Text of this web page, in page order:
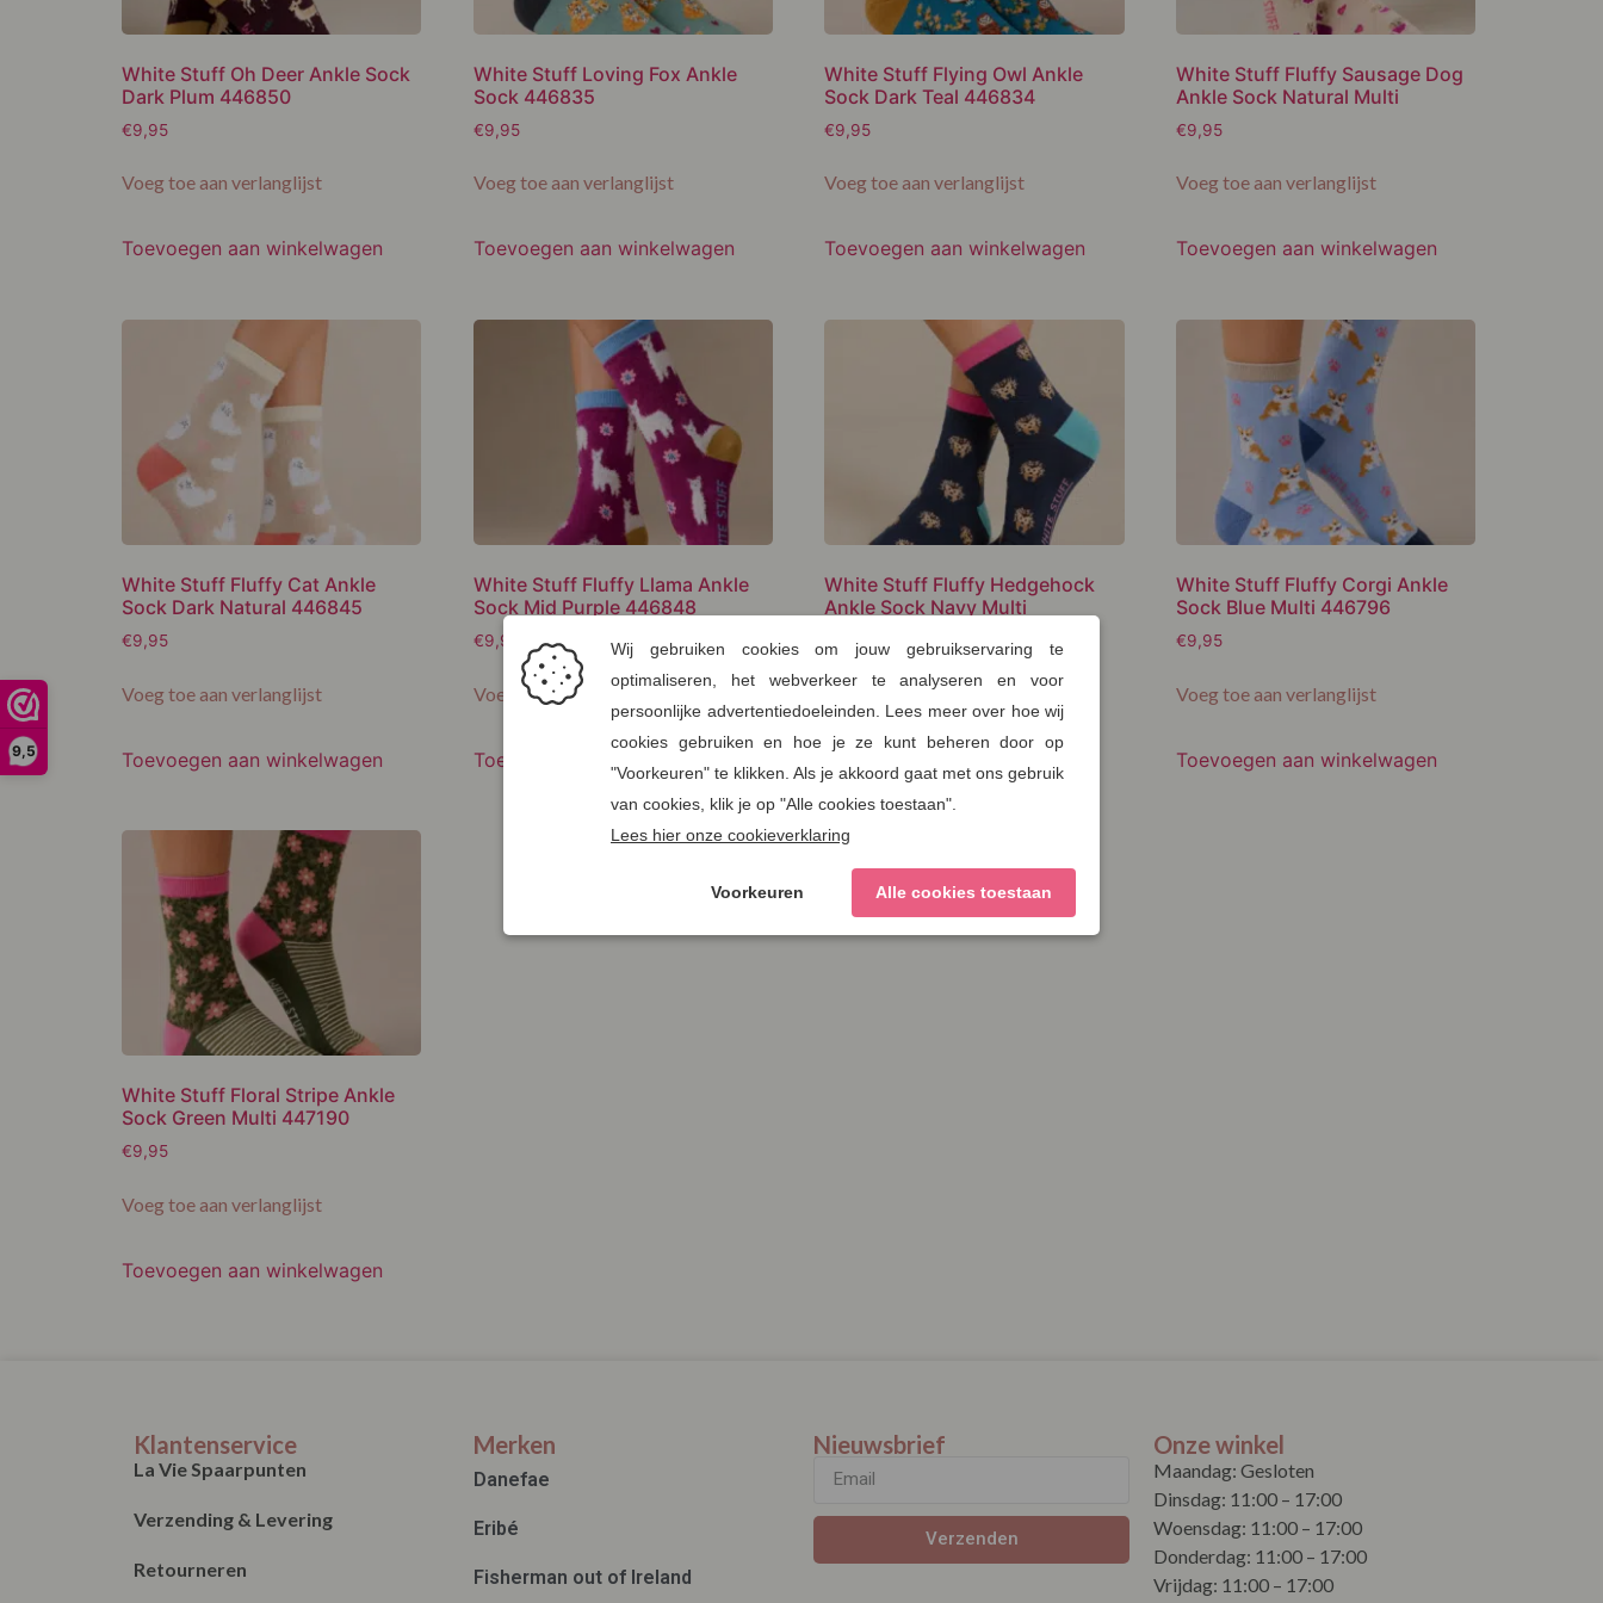
9,5
White Stuff Oh Deer Ankle Sock
Dark Plum 446850
€9,95
Voeg toe aan verlanglijst
Toevoegen aan winkelwagen
White Stuff Loving Fox Ankle
Sock 446835
€9,95
Voeg toe aan verlanglijst
Toevoegen aan winkelwagen
White Stuff Flying Owl Ankle
Sock Dark Teal 446834
€9,95
Voeg toe aan verlanglijst
Toevoegen aan winkelwagen
White Stuff Fluffy Sausage Dog
Ankle Sock Natural Multi
€9,95
Voeg toe aan verlanglijst
Toevoegen aan winkelwagen
White Stuff Fluffy Cat Ankle
Sock Dark Natural 446845
€9,95
Voeg toe aan verlanglijst
Toevoegen aan winkelwagen
White Stuff Fluffy Llama Ankle
Sock Mid Purple 446848
€9,95
Voeg toe aan verlanglijst
Toevoegen aan winkelwagen
White Stuff Fluffy Hedgehock
Ankle Sock Navy Multi
9,95
Voeg toe aan verlanglijst
Toevoegen aan winkelwagen
White Stuff Fluffy Corgi Ankle
Sock Blue Multi 446796
€9,95
Voeg toe aan verlanglijst
Toevoegen aan winkelwagen
White Stuff Floral Stripe Ankle
Sock Green Multi 447190
€9,95
Voeg toe aan verlanglijst
Toevoegen aan winkelwagen
Klantenservice
La Vie Spaarpunten
Verzending & Levering
Retourneren
Merken
Danefae
Eribé
Fisherman out of Ireland
Nieuwsbrief
Verzenden
Onze winkel
Maandag: Gesloten
Dinsdag: 11:00 – 17:00
Woensdag: 11:00 – 17:00
Donderdag: 11:00 – 17:00
Vrijdag: 11:00 – 17:00